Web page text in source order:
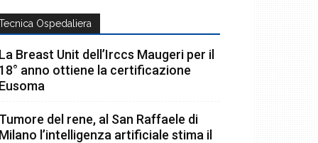
Ospedaliera
Breast Unit dell’Irccs Maugeri per il
anno ottiene la certificazione
del rene, al San Raffaele di
l’intelligenza artificiale stima il